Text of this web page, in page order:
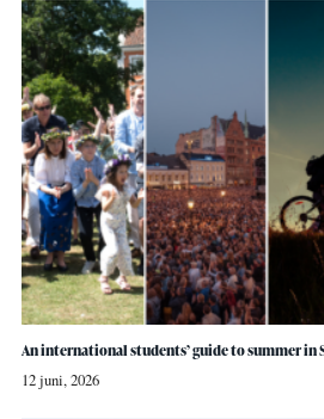
An international students’ guide to summer in
12 juni, 2026